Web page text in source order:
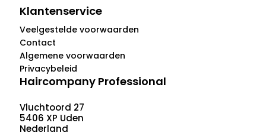
Klantenservice
Veelgestelde voorwaarden
Contact
Algemene voorwaarden
Privacybeleid
Haircompany Professional
Vluchtoord 27
5406 XP Uden
Nederland